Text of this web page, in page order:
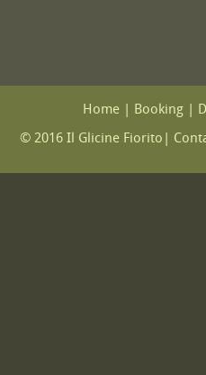
Home Booking
© 2016 Il Glicine Fiorito|